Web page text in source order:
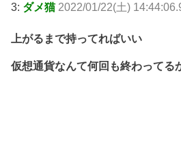
3: ダメ猫 2022/01/22(土)
上がるまで持ってればいい
仮想通貨なんて何回も終わってる